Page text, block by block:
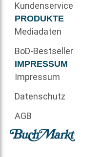
Kundenservice
PRODUKTE
Mediadaten
BoD-Bestseller
IMPRESSUM
Impressum
Datenschutz
AGB